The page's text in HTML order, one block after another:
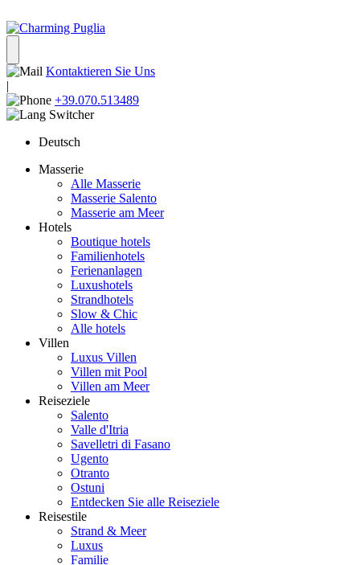
Kontaktieren Sie Uns
|
+39.070.513489
Deutsch
Masserie
Alle Masserie
Masserie Salento
Masserie am Meer
Hotels
Boutique hotels
Familienhotels
Ferienanlagen
Luxushotels
Strandhotels
Slow & Chic
Alle hotels
Villen
Luxus Villen
Villen mit Pool
Villen am Meer
Reiseziele
Salento
Valle d'Itria
Savelletri di Fasano
Ugento
Otranto
Ostuni
Entdecken Sie alle Reiseziele
Reisestile
Strand & Meer
Luxus
Familie